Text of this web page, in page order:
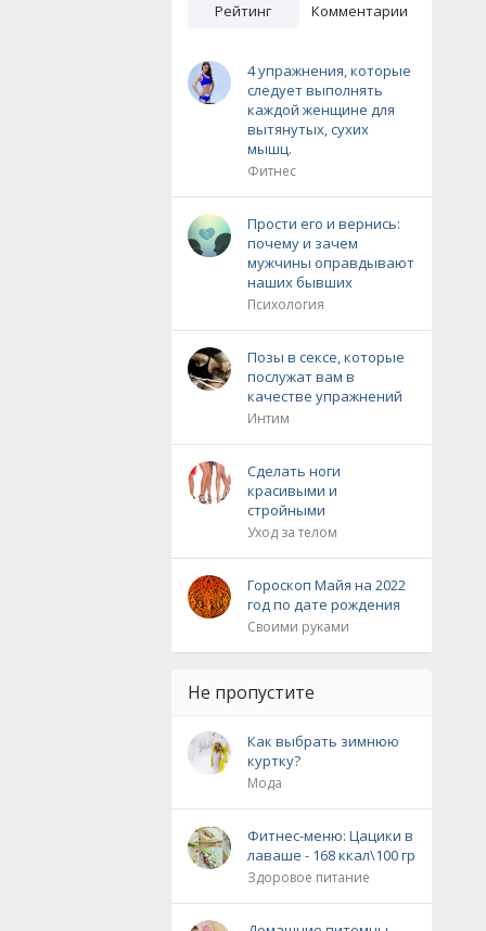
Рейтинг Комментарии
4 упражнения, которые
следует выполнять
каждой женщине для
вытянутых, сухих
мышц.
Фитнес
Прости его и вернись:
почему и зачем
мужчины оправдывают
наших бывших
Психология
Позы в сексе, которые
послужат вам в
качестве упражнений
Интим
Сделать ноги
красивыми и
стройными
Уход за телом
Гороскоп Майя на 2022
год по дате рождения
Своими руками
Не пропустите
Как выбрать зимнюю
куртку?
Мода
Фитнес-меню: Цацики в
лаваше - 168 ккал\100 гр
Здоровое питание